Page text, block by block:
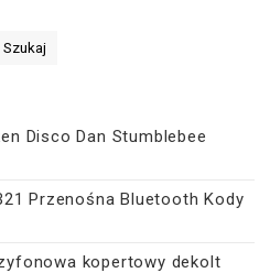
Szukaj
Disco Dan Stumblebee
Przenośna Bluetooth Kody
kopertowy dekolt